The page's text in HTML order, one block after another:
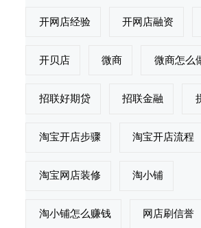
开网店经验 开网店融资
开贝店 微商 微商怎么
招联好期贷 招联金融
淘宝开店步骤 淘宝开店流程
淘宝网店装修 淘小铺
淘小铺怎么赚钱 网店刷信誉